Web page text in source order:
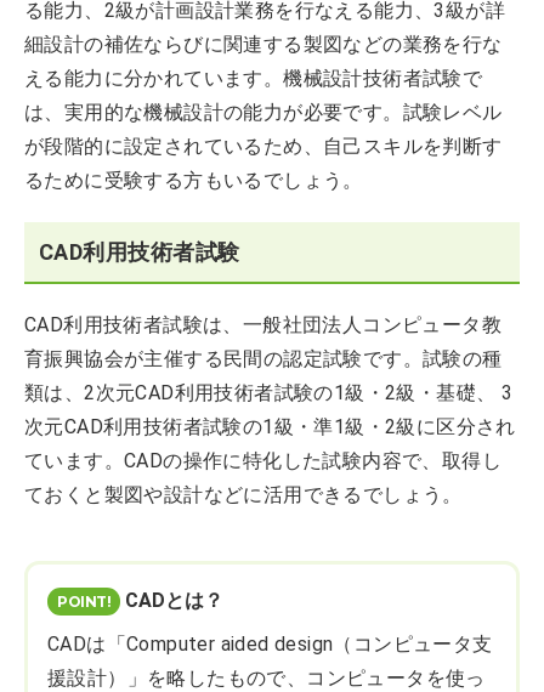
る能力、2級が計画設計業務を行なえる能力、3級が詳
細設計の補佐ならびに関連する製図などの業務を行な
える能力に分かれています。機械設計技術者試験で
は、実用的な機械設計の能力が必要です。試験レベル
が段階的に設定されているため、自己スキルを判断す
るために受験する方もいるでしょう。
CAD利用技術者試験
CAD利用技術者試験は、一般社団法人コンピュータ教
育振興協会が主催する民間の認定試験です。試験の種
類は、2次元CAD利用技術者試験の1級・2級・基礎、 3
次元CAD利用技術者試験の1級・準1級・2級に区分され
ています。CADの操作に特化した試験内容で、取得し
ておくと製図や設計などに活用できるでしょう。
CADとは？
CADは「Computer aided design（コンピュータ支
援設計）」を略したもので、コンピュータを使っ